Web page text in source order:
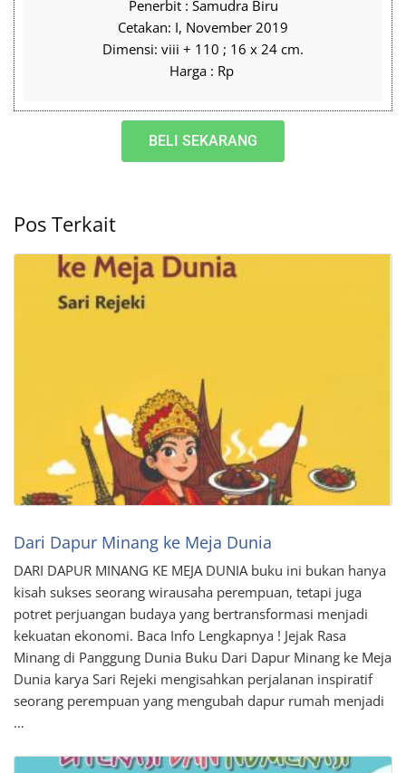
Penerbit : Samudra Biru
Cetakan: I, November 2019
Dimensi: viii + 110 ; 16 x 24 cm.
Harga : Rp
BELI SEKARANG
Pos Terkait
Dari Dapur Minang ke Meja Dunia
DARI DAPUR MINANG KE MEJA DUNIA buku ini bukan hanya
kisah sukses seorang wirausaha perempuan, tetapi juga
potret perjuangan budaya yang bertransformasi menjadi
kekuatan ekonomi. Baca Info Lengkapnya ! Jejak Rasa
Minang di Panggung Dunia Buku Dari Dapur Minang ke Meja
Dunia karya Sari Rejeki mengisahkan perjalanan inspiratif
seorang perempuan yang mengubah dapur rumah menjadi
…